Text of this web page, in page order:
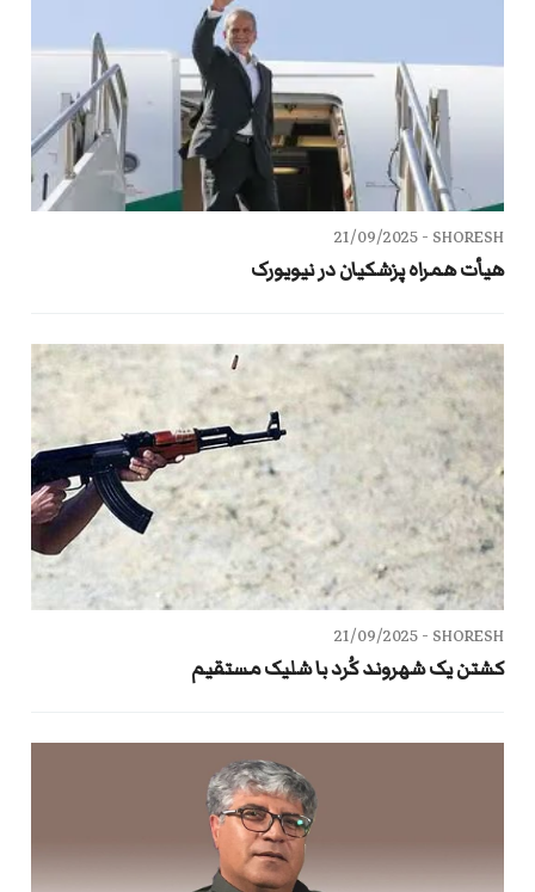
SHORESH -
21/09/2025
هیأت همراه پزشکیان در نیویورک
SHORESH -
21/09/2025
کشتن یک شهروند کُرد با شلیک مستقیم